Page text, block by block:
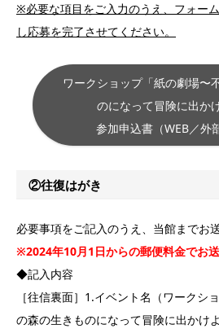
※必要な項目をご入力のうえ、フォー
し応募を完了させてください。
ワークショップ「紙の劇場〜
のになって冒険に出か
参加申込書（WEB／外
②往復はがき
必要事項をご記入のうえ、当館までお
※2024年10月1日からの郵便料金でお送
◆記入内容
［往信裏面］1.イベント名（ワークシ
の森の生きものになって冒険に出か